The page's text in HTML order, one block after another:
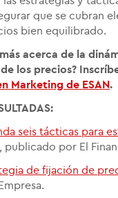
que se cubran
bien equilibrado.
más acerca de la
los precios?
Marketing de ESAN.
seis tácticas para
, publicado por El
de fijación de